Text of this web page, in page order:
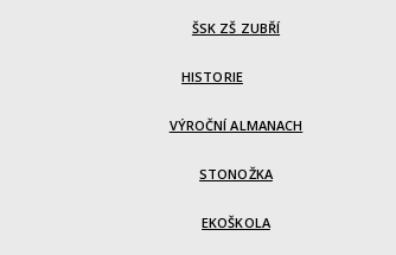
ŠSK ZŠ ZUBŘÍ
HISTORIE
VÝROČNÍ ALMANACH
STONOŽKA
EKOŠKOLA